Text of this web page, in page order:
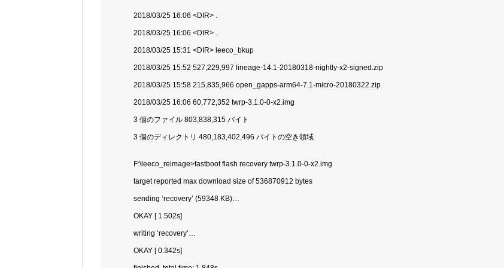
2018/03/25 16:06 <DIR> .
2018/03/25 16:06 <DIR> ..
2018/03/25 15:31 <DIR> leeco_bkup
2018/03/25 15:52 527,229,997 lineage-14.1-20180318-nightly-x2-signed.zip
2018/03/25 15:58 215,835,966 open_gapps-arm64-7.1-micro-20180322.zip
2018/03/25 16:06 60,772,352 twrp-3.1.0-0-x2.img
3 個のファイル 803,838,315 バイト
3 個のディレクトリ 480,183,402,496 バイトの空き領域
F:\leeco_reimage>fastboot flash recovery twrp-3.1.0-0-x2.img
target reported max download size of 536870912 bytes
sending ‘recovery’ (59348 KB)…
OKAY [ 1.502s]
writing ‘recovery’…
OKAY [ 0.342s]